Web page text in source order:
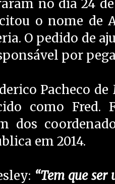
no dia 24
o nome de
O pedido de
por
Pacheco de
como Fred.
dos
em 2014.
“Tem que